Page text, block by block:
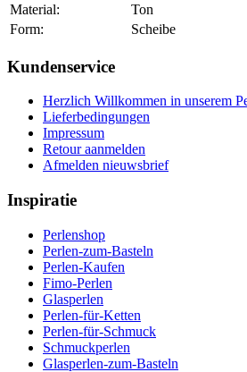
Material:
Ton
Form:
Scheibe
Kundenservice
Herzlich Willkommen in unserem
Lieferbedingungen
Impressum
Retour aanmelden
Afmelden nieuwsbrief
Inspiratie
Perlenshop
Perlen-zum-Basteln
Perlen-Kaufen
Fimo-Perlen
Glasperlen
Perlen-für-Ketten
Perlen-für-Schmuck
Schmuckperlen
Glasperlen-zum-Basteln